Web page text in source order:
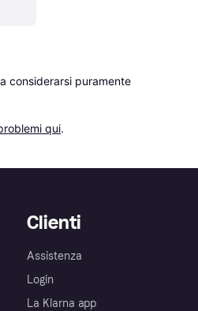
considerarsi puramente
qui.
Clienti
Assistenza
Login
La Klarna app